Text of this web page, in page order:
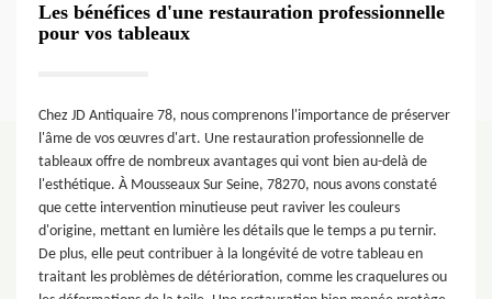
Les bénéfices d'une restauration professionnelle
pour vos tableaux
Chez JD Antiquaire 78, nous comprenons l'importance de préserver
l'âme de vos œuvres d'art. Une restauration professionnelle de
tableaux offre de nombreux avantages qui vont bien au-delà de
l'esthétique. À Mousseaux Sur Seine, 78270, nous avons constaté
que cette intervention minutieuse peut raviver les couleurs
d'origine, mettant en lumière les détails que le temps a pu ternir.
De plus, elle peut contribuer à la longévité de votre tableau en
traitant les problèmes de détérioration, comme les craquelures ou